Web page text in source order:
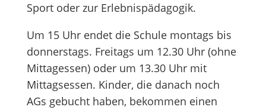
Sport oder zur Erlebnispädagogik.
Um 15 Uhr endet die Schule montags bis
donnerstags. Freitags um 12.30 Uhr (ohne
Mittagessen) oder um 13.30 Uhr mit
Mittagsessen. Kinder, die danach noch
AGs gebucht haben, bekommen einen